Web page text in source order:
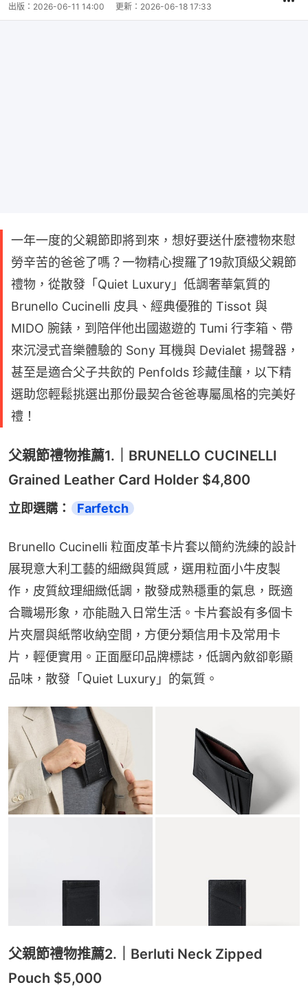
出版： 2026-06-11 14:00 更新： 2026-06-18 17:33
一年一度的父親節即將到來，想好要送什麼禮物來慰
勞辛苦的爸爸了嗎？一物精心搜羅了19款頂級父親節
禮物，從散發「Quiet Luxury」低調奢華氣質的
Brunello Cucinelli 皮具、經典優雅的 Tissot 與
MIDO 腕錶，到陪伴他出國遨遊的 Tumi 行李箱、帶
來沉浸式音樂體驗的 Sony 耳機與 Devialet 揚聲器，
甚至是適合父子共飲的 Penfolds 珍藏佳釀，以下精
選助您輕鬆挑選出那份最契合爸爸專屬風格的完美好
禮！
父親節禮物推薦1.｜BRUNELLO CUCINELLI
Grained Leather Card Holder $4,800
立即選購： Farfetch
Brunello Cucinelli 粒面皮革卡片套以簡約洗練的設計
展現意大利工藝的細緻與質感，選用粒面小牛皮製
作，皮質紋理細緻低調，散發成熟穩重的氣息，既適
合職場形象，亦能融入日常生活。卡片套設有多個卡
片夾層與紙幣收納空間，方便分類信用卡及常用卡
片，輕便實用。正面壓印品牌標誌，低調內斂卻彰顯
品味，散發「Quiet Luxury」的氣質。
父親節禮物推薦2.｜Berluti Neck Zipped
Pouch $5,000